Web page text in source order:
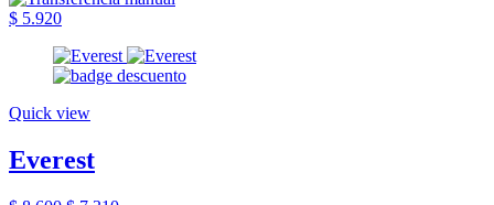
$ 5.920
Quick view
Everest